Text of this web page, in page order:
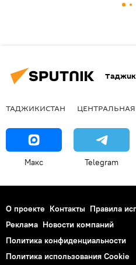
ТАДЖИКИСТАН
Макс Telegram
О проекте Контакты Правила
Реклама Новости компаний
Политика конфиденциальности
Политика использования Cookie